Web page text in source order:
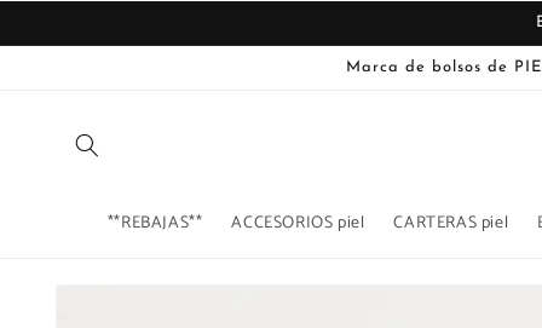
al contenido
Marca de bolsos de
**REBAJAS** ACCESORIOS piel CARTERAS piel